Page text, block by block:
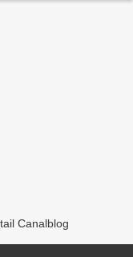
Canalblog